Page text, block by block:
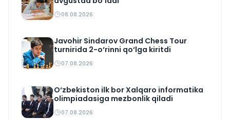
08.08.2026
Javohir Sindarov Grand Chess Tour
turnirida 2-o‘rinni qo‘lga kiritdi
07.08.2026
O‘zbekiston ilk bor Xalqaro informatika
olimpiadasiga mezbonlik qiladi
07.08.2026